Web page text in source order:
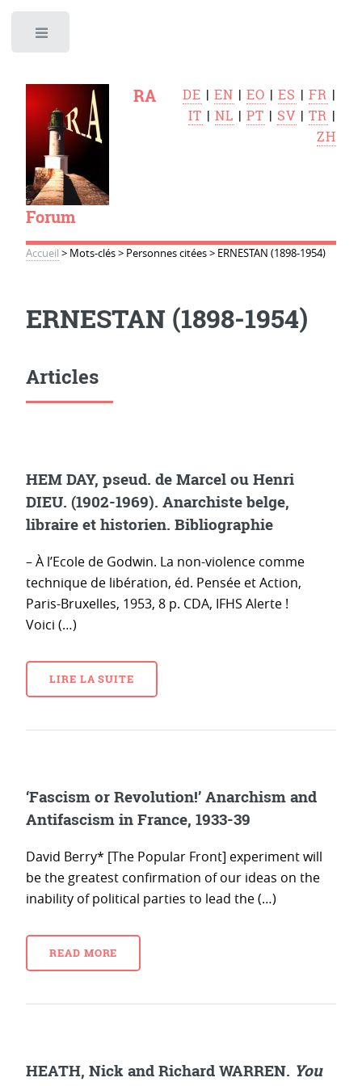
RA
Forum
DE |EN |EO |ES |FR |
IT |NL |PT | SV |TR |
ZH
Accueil > Mots-clés> Personnes citées> ERNESTAN (1898-1954)
ERNESTAN (1898-1954)
Articles
HEM DAY, pseud. de Marcel ou Henri
DIEU. (1902-1969). Anarchiste belge,
libraire et historien. Bibliographie
– À l’Ecole de Godwin. La non-violence comme
technique de libération, éd. Pensée et Action,
Paris-Bruxelles, 1953, 8 p. CDA, IFHS Alerte !
Voici (…)
LIRE LA SUITE
‘Fascism or Revolution!’ Anarchism and
Antifascism in France, 1933-39
David Berry* [The Popular Front] experiment will
be the greatest confirmation of our ideas on the
inability of political parties to lead the (…)
READ MORE
HEATH, Nick and Richard WARREN. You